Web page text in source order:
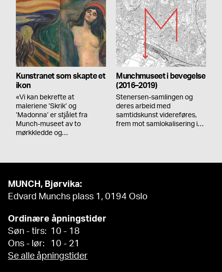
Kunstranet som skapte et
ikon
«Vi kan bekrefte at
maleriene ’Skrik’ og
’Madonna’ er stjålet fra
Munch-museet av to
mørkkledde og…
Munchmuseet i bevegelse
(2016–2019)
Stenersen-samlingen og
deres arbeid med
samtidskunst videreføres,
frem mot samlokalisering i…
MUNCH, Bjørvika:
Edvard Munchs plass 1, 0194 Oslo
Ordinære åpningstider
Søn - tirs: 10 - 18
Ons - lør: 10 - 21
Se alle åpningstider